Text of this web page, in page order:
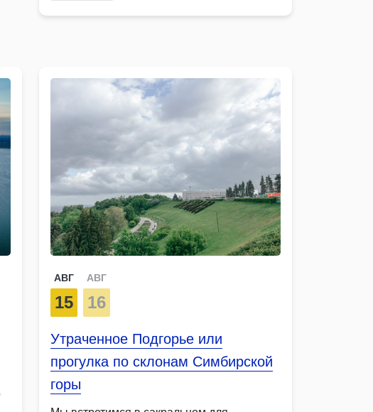
АВГ
15
АВГ
16
Утраченное Подгорье или
прогулка по склонам Симбирской
горы